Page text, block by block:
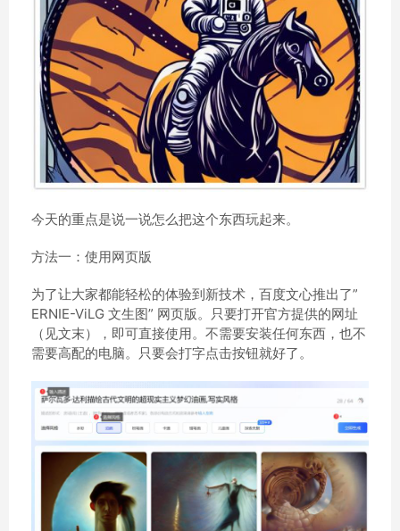
今天的重点是说一说怎么把这个东西玩起来。
方法一：使用网页版
为了让大家都能轻松的体验到新技术，百度文心推出了”
ERNIE-ViLG 文生图” 网页版。只要打开官方提供的网址
（见文末），即可直接使用。不需要安装任何东西，也不
需要高配的电脑。只要会打字点击按钮就好了。